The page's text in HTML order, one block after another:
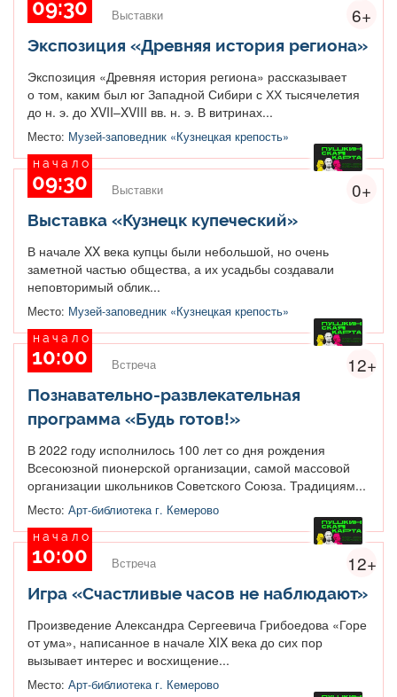
6+
09:30 Выставки
Экспозиция «Древняя история региона»
Экспозиция «Древняя история региона» рассказывает
о том, каким был юг Западной Сибири с ХХ тысячелетия
до н. э. до XVII–XVIII вв. н. э. В витринах...
Место: Музей-заповедник «Кузнецкая крепость»
0+
начало
09:30 Выставки
Выставка «Кузнецк купеческий»
В начале XX века купцы были небольшой, но очень
заметной частью общества, а их усадьбы создавали
неповторимый облик...
Место: Музей-заповедник «Кузнецкая крепость»
12+
начало
10:00 Встреча
Познавательно-развлекательная
программа «Будь готов!»
В 2022 году исполнилось 100 лет со дня рождения
Всесоюзной пионерской организации, самой массовой
организации школьников Советского Союза. Традициям...
Место: Арт-библиотека г. Кемерово
12+
начало
10:00 Встреча
Игра «Счастливые часов не наблюдают»
Произведение Александра Сергеевича Грибоедова «Горе
от ума», написанное в начале XIX века до сих пор
вызывает интерес и восхищение...
Место: Арт-библиотека г. Кемерово